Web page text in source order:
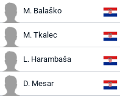
M. Balaško
M. Tkalec
L. Harambaša
D. Mesar